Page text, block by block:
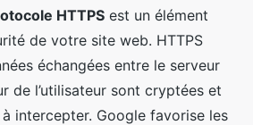
HTTPS est un élément
de votre site web. HTTPS
échangées entre le serveur
de l’utilisateur sont cryptées et
intercepter. Google favorise les